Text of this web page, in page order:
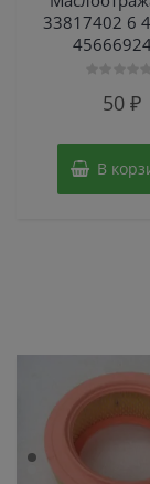
33817402 6
50₽
В